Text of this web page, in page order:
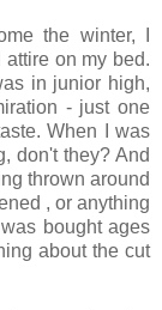
the winter, I
on my bed.
in junior high,
- just one
When I was
don't they? And
thrown around
, or anything
bought ages
about the cut